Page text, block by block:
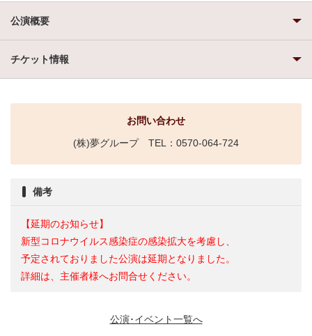
公演概要
チケット情報
お問い合わせ
(株)夢グループ TEL：0570-064-724
備考
【延期のお知らせ】
新型コロナウイルス感染症の感染拡大を考慮し、
予定されておりました公演は延期となりました。
詳細は、主催者様へお問合せください。
公演･イベント一覧へ